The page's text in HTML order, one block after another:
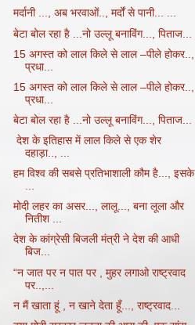
मर्दानी ..., अब भरवाओं.., मर्दों से पानी... ...
बेटा बोल रहा है ...नो उल्लू बनाविंग..., पिताज...
15 अगस्त को लाल किले से लाल –पीले होकर..,
प्रधा...
15 अगस्त को लाल किले से लाल –पीले होकर..,
प्रधा...
बेटा बोल रहा है ...नो उल्लू बनाविंग..., पिताज...
देश के इतिहास में लाल किले से एक शेर
दहाड़ा.., ...
हम विश्व की सबसे प्रतिभाशाली कौम है..., इसके
...
मोदी लहर का असर..., लालू..., बना लूला और
नितीश ...
देश के कांग्रेसी बिजली मंत्री ने देश की आधी
बिज...
“न जात पर न पात पर , मुहर लगाओ राष्ट्रवाद
पर..,...
न मैं खाता हूं , न खाने देता हूँ..., राष्ट्रवाद...